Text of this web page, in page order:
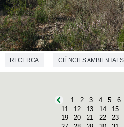
RECERCA CIÈNCIES AMBIENTALS
1 2 3 4 5 6
11
12 13 14 15
19
20 21 22 23